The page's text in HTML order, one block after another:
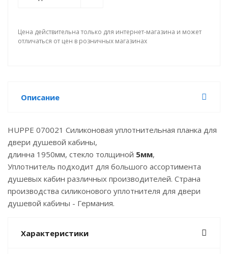
Цена действительна только для интернет-магазина и может
отличаться от цен в розничных магазинах
Описание
HUPPE 070021 Силиконовая уплотнительная планка для
двери душевой кабины,
длинна 1950мм, стекло толщиной 5мм,
Уплотнитель подходит для большого ассортимента
душевых кабин различных производителей. Страна
производства силиконового уплотнителя для двери
душевой кабины - Германия.
Характеристики